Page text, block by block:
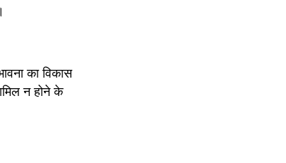
का विकास
न होने के